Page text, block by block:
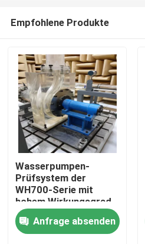
Heim
Produkte
Empfohlene Produkte
Wasserpumpen-
Prüfsystem der
WH700-Serie mit
hohem Wirkungsgrad
und einfacher
Bedienung
Anfrage absenden